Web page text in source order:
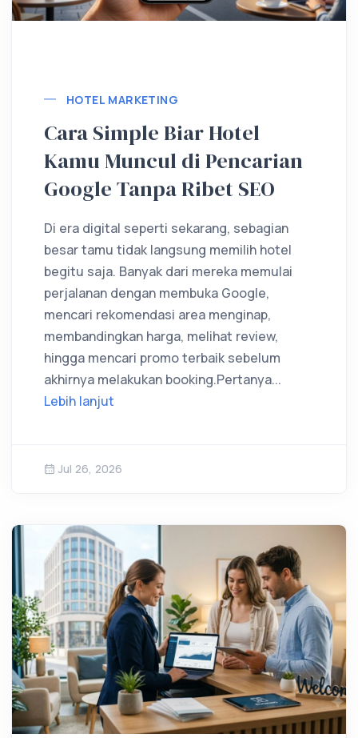
HOTEL MARKETING
Cara Simple Biar Hotel
Kamu Muncul di Pencarian
Google Tanpa Ribet SEO
Di era digital seperti sekarang, sebagian
besar tamu tidak langsung memilih hotel
begitu saja. Banyak dari mereka memulai
perjalanan dengan membuka Google,
mencari rekomendasi area menginap,
membandingkan harga, melihat review,
hingga mencari promo terbaik sebelum
akhirnya melakukan booking.Pertanya...
Lebih lanjut
Jul 26, 2026